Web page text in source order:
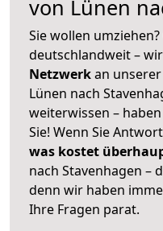
von Lünen
Sie wollen
deutschlandweit –
Netzwerkan
Lünen nach
weiterwissen –
Sie! Wenn Sie
was kostet
nach Stavenhagen –
denn wir haben
Ihre Fragen parat.